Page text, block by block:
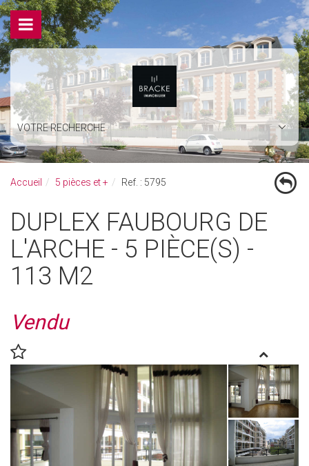
VOTRE RECHERCHE
Accueil 5 pièces et + Ref. : 5795
DUPLEX FAUBOURG DE
L'ARCHE - 5 PIÈCE(S) -
113 M2
Vendu